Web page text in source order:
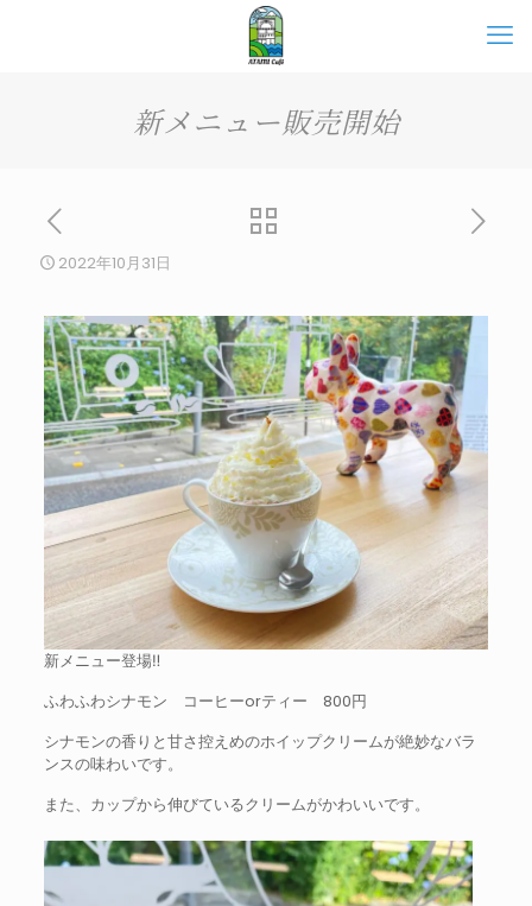
新メニュー販売開始
2022年10月31日
新メニュー登場‼︎
ふわふわシナモン コーヒーorティー 800円
シナモンの香りと甘さ控えめのホイップクリームが絶妙なバラ
ンスの味わいです。
また、カップから伸びているクリームがかわいいです。